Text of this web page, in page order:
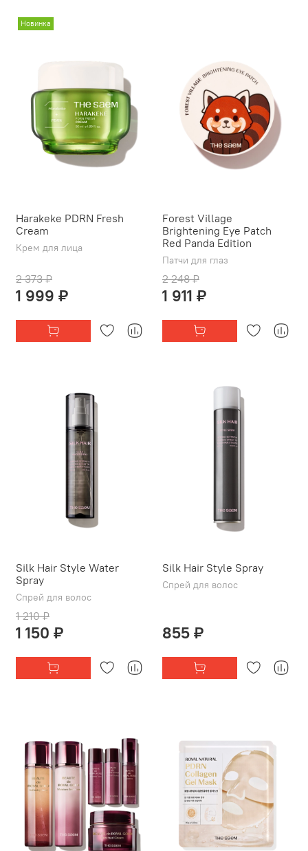
Новинка
Harakeke PDRN Fresh
Cream
Крем для лица
2 373 ₽
1 999 ₽
Forest Village
Brightening Eye Patch
Red Panda Edition
Патчи для глаз
2 248 ₽
1 911 ₽
Silk Hair Style Water
Spray
Спрей для волос
1 210 ₽
1 150 ₽
Silk Hair Style Spray
Спрей для волос
855 ₽